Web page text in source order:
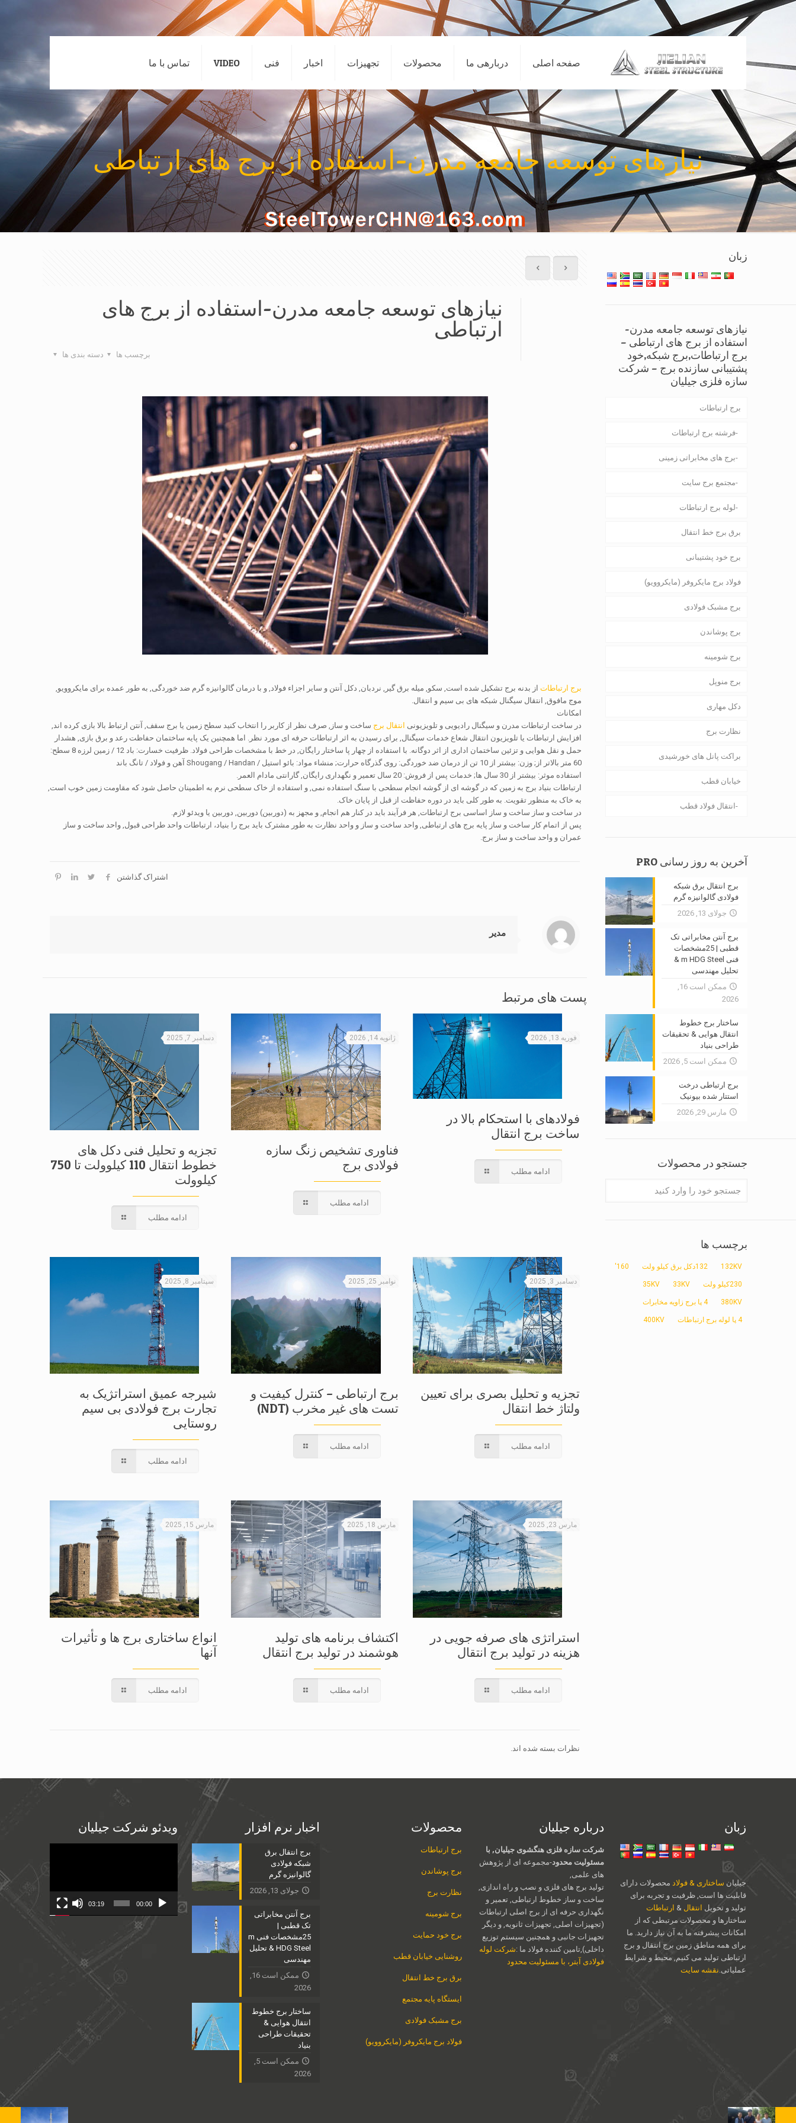
صفحه اصلی دربارهی ما محصولات تجهیزات اخبار فنی VIDEO تماس با ما
نیازهای توسعه جامعه مدرن-استفاده از برج های ارتباطی
نیازهای توسعه جامعه مدرن-استفاده از برج های
ارتباطی
دسته بندی ها برچسب ها
برج ارتباطاتاز بدنه برج تشکیل شده است, سکو, میله برق گیر, نردبان, دکل آنتن و سایر اجزاء فولاد, و با درمان گالوانیزه گرم ضد خوردگی, به طور عمده برای مایکروویو,
موج مافوق, انتقال سیگنال شبکه های بی سیم و انتقال.
امکانات
در ساخت ارتباطات مدرن و سیگنال رادیویی و تلویزیونی انتقال برج ساخت و ساز, صرف نظر از کاربر را انتخاب کنید سطح زمین یا برج سقف, آنتن ارتباط بالا بازی کرده اند,
افزایش ارتباطات یا تلویزیون انتقال شعاع خدمات سیگنال, برای رسیدن به اثر ارتباطات حرفه ای مورد نظر. اما همچنین یک پایه ساختمان حفاظت رعد و برق بازی, هشدار
حمل و نقل هوایی و تزئین ساختمان اداری از اثر دوگانه. با استفاده از چهار پا ساختار رایگان, در خط با مشخصات طراحی فولاد. ظرفیت خسارت: باد 12 / زمين لرزه 8 سطح:
60 متر بالاتر از; وزن: بیشتر از 10 تن از درمان ضد خوردگی: روی گذرگاه حرارت; منشاء مواد: بائو استیل / Shougang / Handan آهن و فولاد / تانگ باند
استفاده موثر: بیشتر از 30 سال ها; خدمات پس از فروش: 20 سال تعمیر و نگهداری رایگان, گارانتی مادام العمر.
ارتباطات بنیاد برج به زمین که در گوشه ای از گوشه انجام سطحی با سنگ استفاده نمی, و استفاده از خاک سطحی نرم به اطمینان حاصل شود که مقاومت زمین خوب است,
به خاک به منظور تقویت. به طور کلی باید در دوره حفاظت از قبل از پایان خاک.
در ساخت و ساز ساخت و ساز اساسی برج ارتباطات, هر فرآیند باید در کنار هم انجام, و مجهز به (دوربین) دوربین, دوربین یا ویدئو لازم.
پس از اتمام کار ساخت و ساز پایه برج های ارتباطی, واحد ساخت و ساز و واحد نظارت به طور مشترک باید برج را بنیاد، ارتباطات واحد طراحی قبول, واحد ساخت و ساز
عمران و واحد ساخت و ساز برج.
اشتراک گذاشتن
مدیر
پست های مرتبط
فوریه 13, 2026
فولادهای با استحکام بالا در
ساخت برج انتقال
ادامه مطلب
ژانویه 14, 2026
فناوری تشخیص زنگ سازه
فولادی برج
ادامه مطلب
دسامبر 7, 2025
تجزیه و تحلیل فنی دکل های
خطوط انتقال 110 کیلوولت تا 750
کیلوولت
ادامه مطلب
دسامبر 3, 2025
تجزیه و تحلیل بصری برای تعیین
ولتاژ خط انتقال
ادامه مطلب
نوامبر 25, 2025
برج ارتباطی – کنترل کیفیت و
تست های غیر مخرب (NDT)
ادامه مطلب
سپتامبر 8, 2025
شیرجه عمیق استراتژیک به
تجارت برج فولادی بی سیم
روستایی
ادامه مطلب
مارس 23, 2025
استراتژی های صرفه جویی در
هزینه در تولید برج انتقال
ادامه مطلب
مارس 18, 2025
اکتشاف برنامه های تولید
هوشمند در تولید برج انتقال
ادامه مطلب
مارس 15, 2025
انواع ساختاری برج ها و تأثیرات
آنها
ادامه مطلب
نظرات بسته شده اند.
زبان
نیازهای توسعه جامعه مدرن-
استفاده از برج های ارتباطی –
برج ارتباطات,برج شبکه,خود
پشتیبانی سازنده برج – شرکت
سازه فلزی جیلیان
برج ارتباطات
فرشته برج ارتباطات
برج های مخابراتی زمینی
مجتمع برج سایت
لوله برج ارتباطات
برق برج خط انتقال
برج خود پشتیبانی
فولاد برج مایکروفر (مایکروویو)
برج مشبک فولادی
برج پوشاندن
برج شومینه
برج منوپل
دکل مهاری
نظارت برج
براکت پانل های خورشیدی
خیابان قطب
انتقال فولاد قطب
آخرین به روز رسانی PRO
برج انتقال برق شبکه
فولادی گالوانیزه گرم
جولای 13, 2026
برج آنتن مخابراتی تک
قطبی | 25مشخصات
فنی m HDG Steel &
تحلیل مهندسی
ممکن است 16,
2026
ساختار برج خطوط
انتقال هوایی & تحقیقات
طراحی بنیاد
ممکن است 5, 2026
برج ارتباطی درخت
استتار شده بیونیک
مارس 29, 2026
جستجو در محصولات
برچسب ها
132KV 132دکل برق کیلو ولت 160'
230کیلو ولت 33KV
35KV
380KV 4 پا برج زاویه مخابرات
4 پا لوله برج ارتباطات 400KV
زبان
جیلیان ساختاری & فولاد محصولات دارای
قابلیت ها است, ظرفیت و تجربه برای
تولید و تحویل انتقال & ارتباطات
ساختارها و محصولات مرتبطی که از
امکانات پیشرفته ما به آن نیاز دارید. ما
برای همه مناطق زمین برج انتقال و برج
ارتباطی تولید می کنیم, محیط و شرایط
عملیاتی. نقشه سایت
درباره جیلیان
شرکت سازه فلزی هنگشوی جیلیان, با
مسئولیت محدود-مجموعه ای از پژوهش
های علمی,
تولید برج های فلزی و نصب و راه اندازی,
ساخت و ساز خطوط ارتباطی, تعمیر و
نگهداری حرفه ای از برج اصلی ارتباطات
(تجهیزات اصلی, تجهیزات ثانویه, و دیگر
تجهیزات جانبی و همچنین سیستم توزیع
داخلی),تامین کننده فولاد ما :شرکت لوله
فولادی آبتر، با مسئولیت محدود
محصولات
برج ارتباطات
برج پوشاندن
نظارت برج
برج شومینه
برج خود حمایت
روشنایی خیابان قطب
برق برج خط انتقال
ایستگاه پایه مجتمع
برج مشبک فولادی
فولاد برج مایکروفر (مایکروویو)
اخبار نرم افزار
برج انتقال برق
شبکه فولادی
گالوانیزه گرم
جولای 13, 2026
برج آنتن مخابراتی
تک قطبی |
25مشخصات فنی m
HDG Steel & تحلیل
مهندسی
2026
ساختار برج خطوط
انتقال هوایی &
تحقیقات طراحی
بنیاد
2026
ویدئو شرکت جیلیان
00:00
03:19